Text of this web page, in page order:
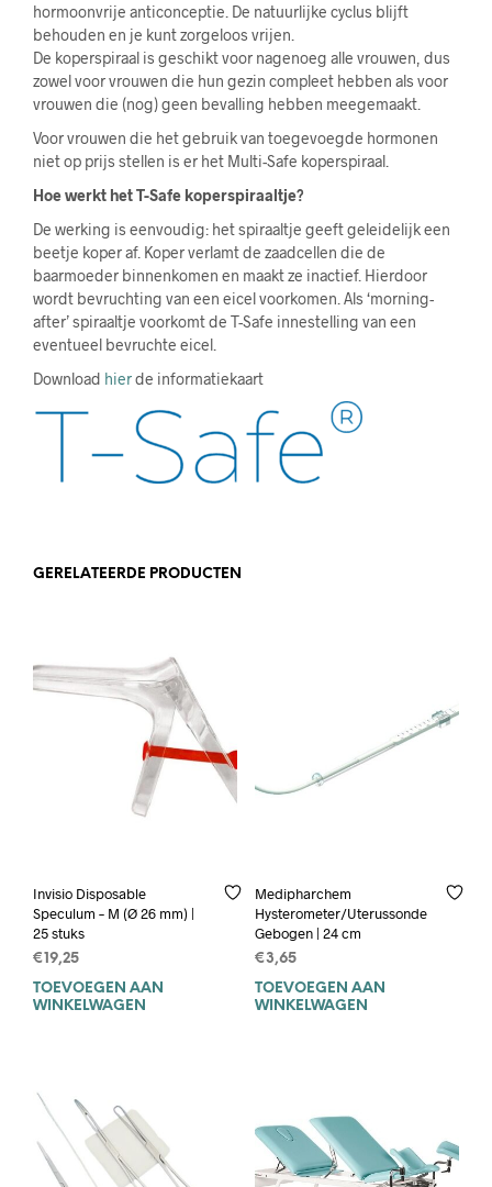
hormoonvrije anticonceptie. De natuurlijke cyclus blijft
behouden en je kunt zorgeloos vrijen.
De koperspiraal is geschikt voor nagenoeg alle vrouwen, dus
zowel voor vrouwen die hun gezin compleet hebben als voor
vrouwen die (nog) geen bevalling hebben meegemaakt.
Voor vrouwen die het gebruik van toegevoegde hormonen
niet op prijs stellen is er het Multi-Safe koperspiraal.
Hoe werkt het T-Safe koperspiraaltje?
De werking is eenvoudig: het spiraaltje geeft geleidelijk een
beetje koper af. Koper verlamt de zaadcellen die de
baarmoeder binnenkomen en maakt ze inactief. Hierdoor
wordt bevruchting van een eicel voorkomen. Als ‘morning-
after’ spiraaltje voorkomt de T-Safe innestelling van een
eventueel bevruchte eicel.
Download hierde informatiekaart
GERELATEERDE PRODUCTEN
Invisio Disposable
Speculum – M (Ø 26 mm) |
25 stuks
€ 19,25
TOEVOEGEN AAN
WINKELWAGEN
Medipharchem
Hysterometer/Uterussonde
Gebogen | 24 cm
€3,65
TOEVOEGEN AAN
WINKELWAGEN